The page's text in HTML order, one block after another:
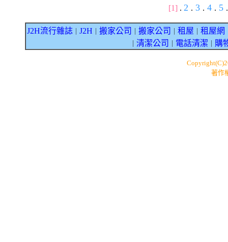
[1] . 2 . 3 . 4 . 5 .
J2H流行雜誌 J2H 搬家公司 搬家公司 租屋 租屋網
清潔公司 電話清潔 購
著作